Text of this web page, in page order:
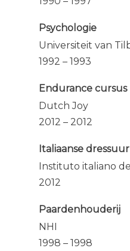
Psychologie
Universiteit van
1992 – 1993
Endurance cursus
Dutch Joy
2012 – 2012
Italiaanse dressuur
Instituto italiano
2012
Paardenhouderij
NHI
1998 – 1998